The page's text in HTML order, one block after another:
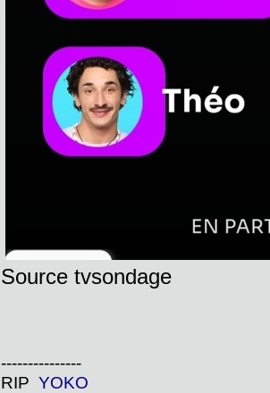
Source tvsondage
---------------
RIP YOKO